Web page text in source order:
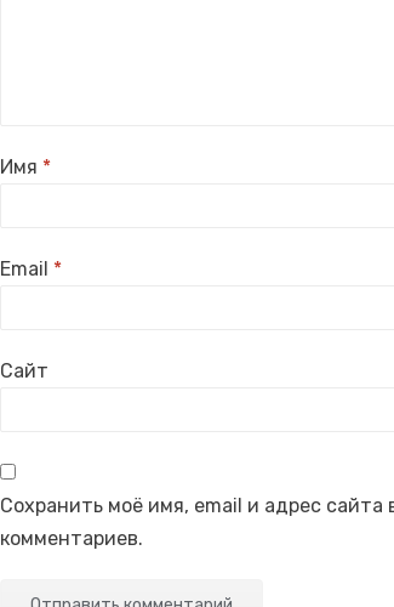
Имя *
Email *
Сайт
Сохранить моё имя, email и адрес
комментариев.